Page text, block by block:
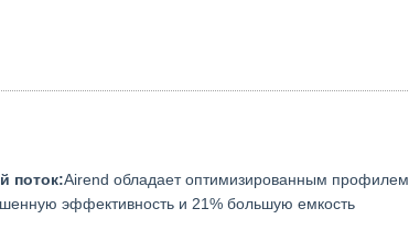
поток:Airend обладает оптимизированным профилем
эффективность и 21% большую емкость